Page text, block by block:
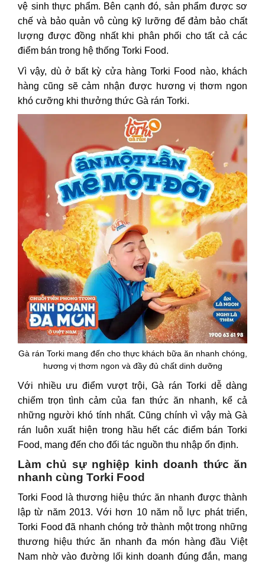
vệ sinh thực phẩm. Bên cạnh đó, sản phẩm được sơ
chế và bảo quản vô cùng kỹ lưỡng để đảm bảo chất
lượng được đồng nhất khi phân phối cho tất cả các
điểm bán trong hệ thống Torki Food.
Vì vậy, dù ở bất kỳ cửa hàng Torki Food nào, khách
hàng cũng sẽ cảm nhận được hương vị thơm ngon
khó cưỡng khi thưởng thức Gà rán Torki.
Gà rán Torki mang đến cho thực khách bữa ăn nhanh chóng,
hương vị thơm ngon và đầy đủ chất dinh dưỡng
Với nhiều ưu điểm vượt trội, Gà rán Torki dễ dàng
chiếm trọn tình cảm của fan thức ăn nhanh, kể cả
những người khó tính nhất. Cũng chính vì vậy mà Gà
rán luôn xuất hiện trong hầu hết các điểm bán Torki
Food, mang đến cho đối tác nguồn thu nhập ổn định.
Làm chủ sự nghiệp kinh doanh thức ăn
nhanh cùng Torki Food
Torki Food là thương hiệu thức ăn nhanh được thành
lập từ năm 2013. Với hơn 10 năm nỗ lực phát triển,
Torki Food đã nhanh chóng trở thành một trong những
thương hiệu thức ăn nhanh đa món hàng đầu Việt
Nam nhờ vào đường lối kinh doanh đúng đắn, mang